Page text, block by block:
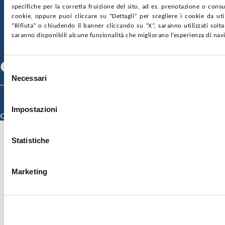
specifiche per la corretta fruizione del sito, ad es. prenotazione o
cookie, oppure puoi cliccare su “Dettagli” per scegliere i cookie da
“Rifiuta” o chiudendo il banner cliccando su “X”, saranno utilizzati
saranno disponibili alcune funzionalità che migliorano l’esperienza di
Selezione
delNecessari
Impostazioni
Statistiche
Marketing
GARE E CONTRATTIPRIVACYCOOKIE POLICY
SOSTIENICIMAPPA DEL SITOACCESSIBILITÀ
CONTATTI
Specializzazione)
Credits